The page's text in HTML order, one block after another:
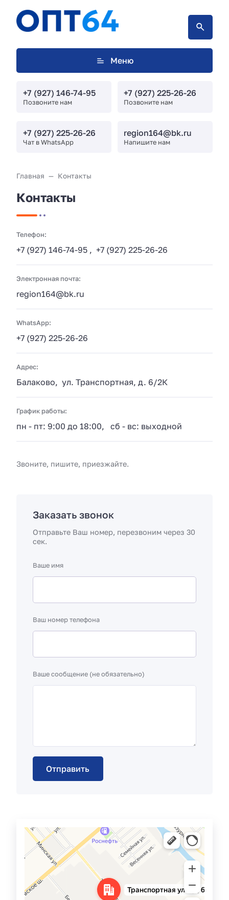
Меню
+7 (927) 146-74-95
Позвоните нам
+7 (927) 225-26-26
Позвоните нам
+7 (927) 225-26-26
Чат в WhatsApp
region164@bk.ru
Напишите нам
Главная Контакты
Контакты
Телефон:
+7 (927) 146-74-95 , +7 (927) 225-26-26
Электронная почта:
region164@bk.ru
WhatsApp:
+7 (927) 225-26-26
Адрес:
Балаково, ул. Транспортная, д. 6/2К
График работы:
пн - пт: 9:00 до 18:00, сб - вс: выходной
Звоните, пишите, приезжайте.
Заказать звонок
Отправьте Ваш номер, перезвоним через 30
сек.
Ваше имя
Ваш номер телефона
Ваше сообщение (не обязательно)
Балаково
Транспортная улица, 6к2 — Яндекс Карты